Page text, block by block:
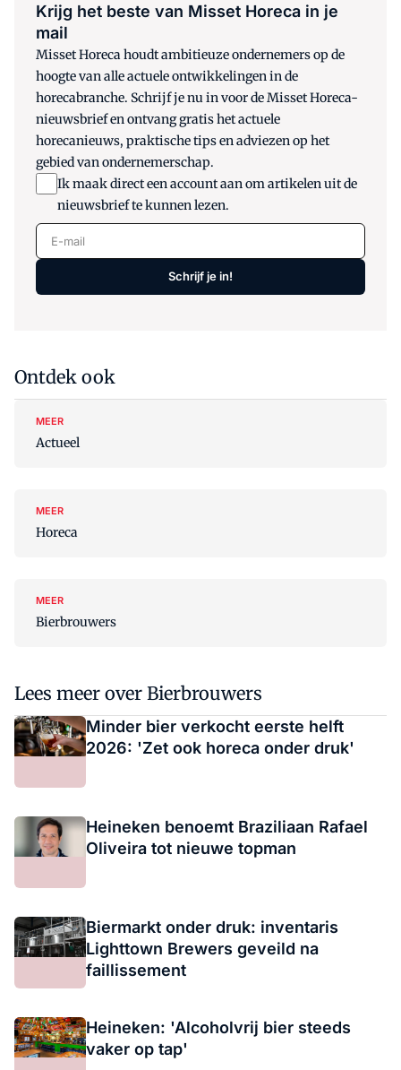
Krijg het beste van Misset Horeca in je
mail
Misset Horeca houdt ambitieuze ondernemers op de
hoogte van alle actuele ontwikkelingen in de
horecabranche. Schrijf je nu in voor de Misset Horeca-
nieuwsbrief en ontvang gratis het actuele
horecanieuws, praktische tips en adviezen op het
gebied van ondernemerschap.
Ik maak direct een account aan om artikelen uit de
nieuwsbrief te kunnen lezen.
E-mail
Schrijf je in!
Ontdek ook
MEER
Actueel
MEER
Horeca
MEER
Bierbrouwers
Lees meer over Bierbrouwers
Minder bier verkocht eerste helft
2026: 'Zet ook horeca onder druk'
Heineken benoemt Braziliaan Rafael
Oliveira tot nieuwe topman
Biermarkt onder druk: inventaris
Lighttown Brewers geveild na
faillissement
Heineken: 'Alcoholvrij bier steeds
vaker op tap'